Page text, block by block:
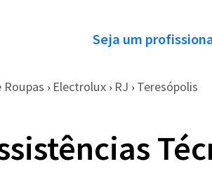
Seja um
Roupas › Electrolux › RJ › Teresópolis